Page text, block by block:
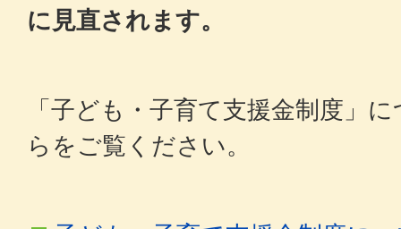
に見直されます。
「子ども・子育て支援金制度」
らをご覧ください。